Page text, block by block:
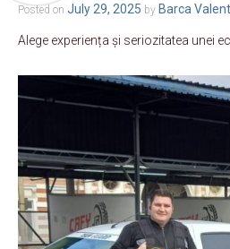
Posted on July 29, 2025 by Barca
Alege experiența și seriozitatea unei